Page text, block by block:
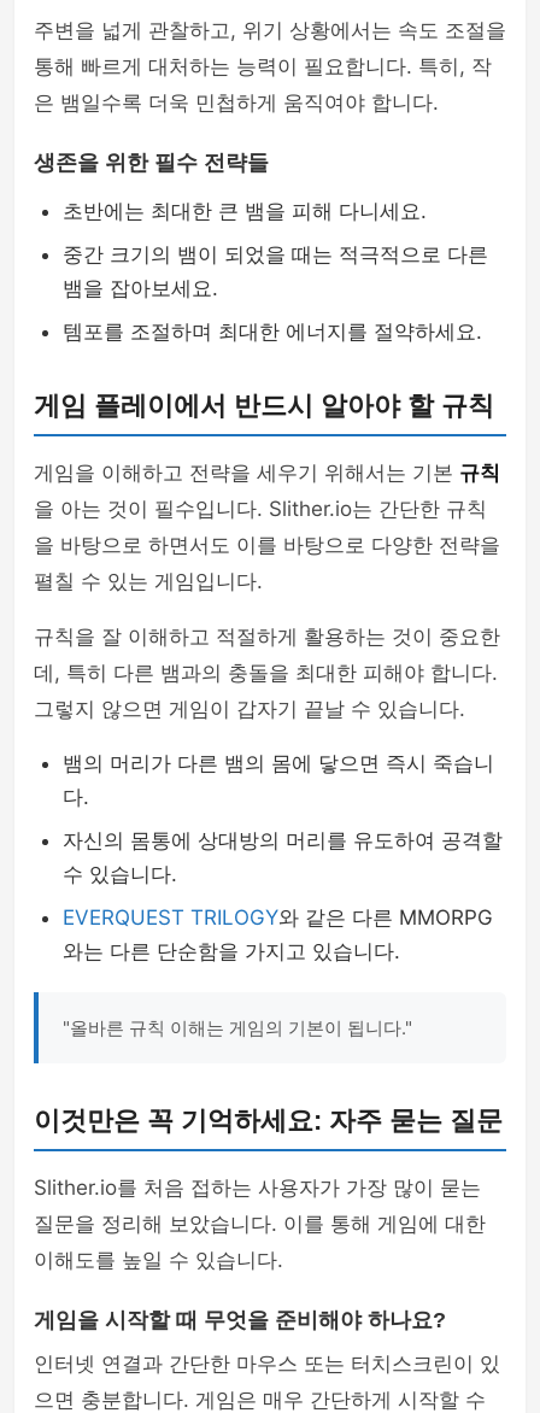
주변을 넓게 관찰하고, 위기 상황에서는 속도 조절을
통해 빠르게 대처하는 능력이 필요합니다. 특히, 작
은 뱀일수록 더욱 민첩하게 움직여야 합니다.
생존을 위한 필수 전략들
초반에는 최대한 큰 뱀을 피해 다니세요.
중간 크기의 뱀이 되었을 때는 적극적으로 다른
뱀을 잡아보세요.
템포를 조절하며 최대한 에너지를 절약하세요.
게임 플레이에서 반드시 알아야 할 규칙
게임을 이해하고 전략을 세우기 위해서는 기본 규칙
을 아는 것이 필수입니다. Slither.io는 간단한 규칙
을 바탕으로 하면서도 이를 바탕으로 다양한 전략을
펼칠 수 있는 게임입니다.
규칙을 잘 이해하고 적절하게 활용하는 것이 중요한
데, 특히 다른 뱀과의 충돌을 최대한 피해야 합니다.
그렇지 않으면 게임이 갑자기 끝날 수 있습니다.
뱀의 머리가 다른 뱀의 몸에 닿으면 즉시 죽습니
다.
자신의 몸통에 상대방의 머리를 유도하여 공격할
수 있습니다.
EVERQUEST TRILOGY와 같은 다른 MMORPG
와는 다른 단순함을 가지고 있습니다.
"올바른 규칙 이해는 게임의 기본이 됩니다."
이것만은 꼭 기억하세요: 자주 묻는 질문
Slither.io를 처음 접하는 사용자가 가장 많이 묻는
질문을 정리해 보았습니다. 이를 통해 게임에 대한
이해도를 높일 수 있습니다.
게임을 시작할 때 무엇을 준비해야 하나요?
인터넷 연결과 간단한 마우스 또는 터치스크린이 있
으면 충분합니다. 게임은 매우 간단하게 시작할 수